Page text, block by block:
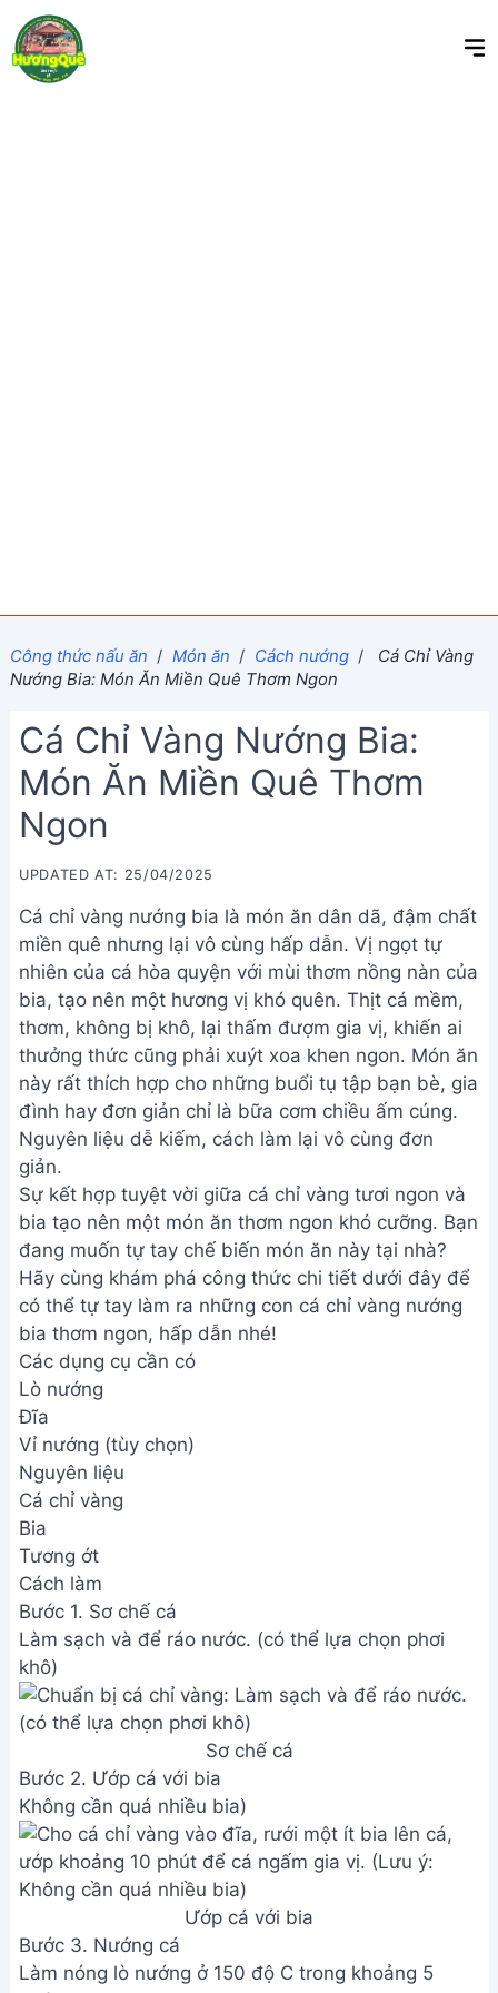
Công thức nấu ăn / Món ăn / Cách nướng /
Cá Chỉ Vàng
Nướng Bia: Món Ăn Miền Quê Thơm Ngon
Cá Chỉ Vàng Nướng Bia:
Món Ăn Miền Quê Thơm
Ngon
UPDATED AT: 25/04/2025
Cá chỉ vàng nướng bia là món ăn dân dã, đậm chất
miền quê nhưng lại vô cùng hấp dẫn. Vị ngọt tự
nhiên của cá hòa quyện với mùi thơm nồng nàn của
bia, tạo nên một hương vị khó quên. Thịt cá mềm,
thơm, không bị khô, lại thấm đượm gia vị, khiến ai
thưởng thức cũng phải xuýt xoa khen ngon. Món ăn
này rất thích hợp cho những buổi tụ tập bạn bè, gia
đình hay đơn giản chỉ là bữa cơm chiều ấm cúng.
Nguyên liệu dễ kiếm, cách làm lại vô cùng đơn
giản.
Sự kết hợp tuyệt vời giữa cá chỉ vàng tươi ngon và
bia tạo nên một món ăn thơm ngon khó cưỡng. Bạn
đang muốn tự tay chế biến món ăn này tại nhà?
Hãy cùng khám phá công thức chi tiết dưới đây để
có thể tự tay làm ra những con cá chỉ vàng nướng
bia thơm ngon, hấp dẫn nhé!
Các dụng cụ cần có
Lò nướng
Đĩa
Vỉ nướng (tùy chọn)
Nguyên liệu
Cá chỉ vàng
Bia
Tương ớt
Cách làm
Bước 1. Sơ chế cá
Làm sạch và để ráo nước. (có thể lựa chọn phơi
khô)
Sơ chế cá
Bước 2. Ướp cá với bia
Không cần quá nhiều bia)
Ướp cá với bia
Bước 3. Nướng cá
Làm nóng lò nướng ở 150 độ C trong khoảng 5